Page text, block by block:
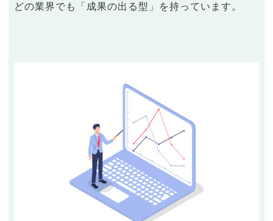
どの業界でも「成果の出る型」を持っています。